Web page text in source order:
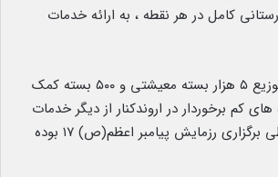
کامل در هر نقطه ، به ارائه خدمات
سردار شریف گفت : توزیع ۵ هزار بسته معیشتی و ۵۰۰ بسته کمک
کم برخوردار در اروندکنار از دیگر خدمات
نیروی دریایی سپاه طی برگزاری رزمایش پیامبر اعظم(ص) ۱۷ بوده